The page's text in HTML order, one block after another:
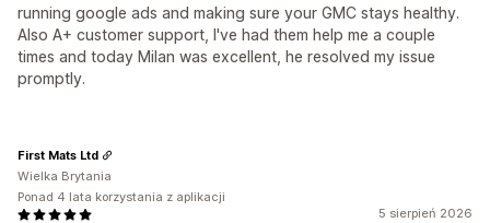
running google ads and making sure your GMC stays healthy.
Also A+ customer support, I've had them help me a couple
times and today Milan was excellent, he resolved my issue
promptly.
5 sierpień 2026
First Mats Ltd
Wielka Brytania
Ponad 4 lata korzystania z aplikacji